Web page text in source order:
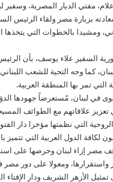
مفتي الديار المصرية، وسفير
بزيارة مصر ولقاء الرئيس
ومشيدا بالخطوات التي
السفير علاء يوسف، بأن
كما وجه التحية للشعب
تمر بها المنطقة العربية.
في لبنان، مُستعرضاً جهودها
علاقاتهم مع الطوائف
التي نظمتها مؤخرا دار
الدول العربية التي تتميز
مصر إزاء لبنان وحرصها على
ومعولا على دور مصر
الأزهر الشريف ودار